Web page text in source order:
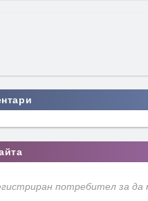
потребител за